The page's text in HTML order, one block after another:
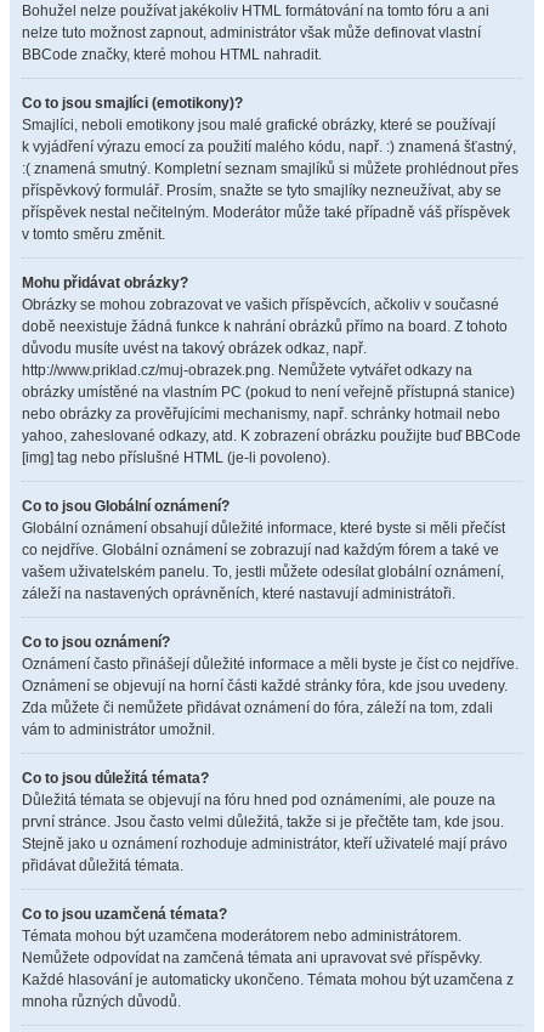
Bohužel nelze používat jakékoliv HTML formátování na tomto fóru a ani
nelze tuto možnost zapnout, administrátor však může definovat vlastní
BBCode značky, které mohou HTML nahradit.
Co to jsou smajlíci (emotikony)?
Smajlíci, neboli emotikony jsou malé grafické obrázky, které se používají
k vyjádření výrazu emocí za použití malého kódu, např. :) znamená šťastný,
:( znamená smutný. Kompletní seznam smajlíků si můžete prohlédnout přes
příspěvkový formulář. Prosím, snažte se tyto smajlíky nezneužívat, aby se
příspěvek nestal nečitelným. Moderátor může také případně váš příspěvek
v tomto směru změnit.
Mohu přidávat obrázky?
Obrázky se mohou zobrazovat ve vašich příspěvcích, ačkoliv v současné
době neexistuje žádná funkce k nahrání obrázků přímo na board. Z tohoto
důvodu musíte uvést na takový obrázek odkaz, např.
http://www.priklad.cz/muj-obrazek.png. Nemůžete vytvářet odkazy na
obrázky umístěné na vlastním PC (pokud to není veřejně přístupná stanice)
nebo obrázky za prověřujícími mechanismy, např. schránky hotmail nebo
yahoo, zaheslované odkazy, atd. K zobrazení obrázku použijte buď BBCode
[img] tag nebo příslušné HTML (je-li povoleno).
Co to jsou Globální oznámení?
Globální oznámení obsahují důležité informace, které byste si měli přečíst
co nejdříve. Globální oznámení se zobrazují nad každým fórem a také ve
vašem uživatelském panelu. To, jestli můžete odesílat globální oznámení,
záleží na nastavených oprávněních, které nastavují administrátoři.
Co to jsou oznámení?
Oznámení často přinášejí důležité informace a měli byste je číst co nejdříve.
Oznámení se objevují na horní části každé stránky fóra, kde jsou uvedeny.
Zda můžete či nemůžete přidávat oznámení do fóra, záleží na tom, zdali
vám to administrátor umožnil.
Co to jsou důležitá témata?
Důležitá témata se objevují na fóru hned pod oznámeními, ale pouze na
první stránce. Jsou často velmi důležitá, takže si je přečtěte tam, kde jsou.
Stejně jako u oznámení rozhoduje administrátor, kteří uživatelé mají právo
přidávat důležitá témata.
Co to jsou uzamčená témata?
Témata mohou být uzamčena moderátorem nebo administrátorem.
Nemůžete odpovídat na zamčená témata ani upravovat své příspěvky.
Každé hlasování je automaticky ukončeno. Témata mohou být uzamčena z
mnoha různých důvodů.